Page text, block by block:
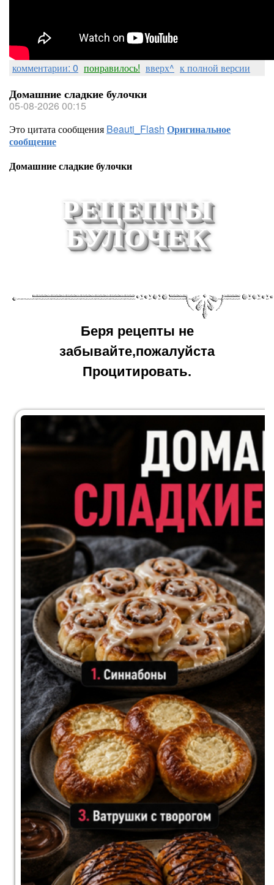
комментарии: 0 понравилось! вверх^ к полной версии
Домашние сладкие булочки
05-08-2026 00:15
Это цитата сообщения Beauti_Flash Оригинальное
сообщение
Домашние сладкие булочки
РЕЦЕПТЫ
БУЛОЧЕК
Беря рецепты не
забывайте,пожалуйста
Процитировать.